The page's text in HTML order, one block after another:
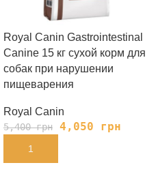
Royal Canin Gastrointestinal
Canine 15 кг сухой корм для
собак при нарушении
пищеварения
Royal Canin
5,400грн 4,050 грн
В КОРЗИНУ